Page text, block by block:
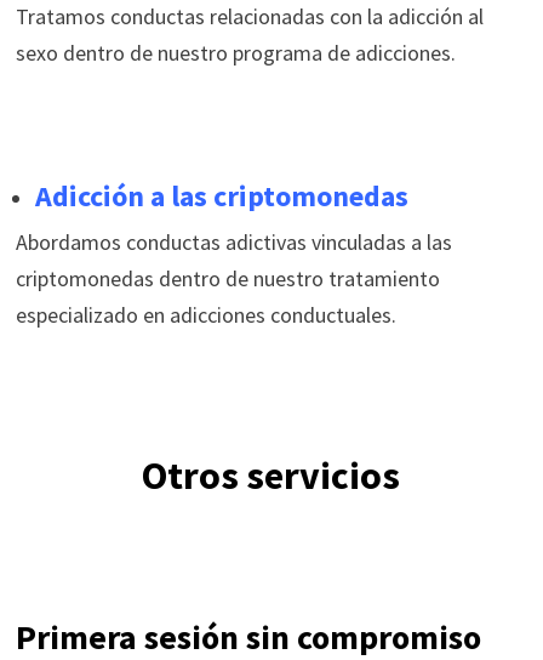
Tratamos conductas relacionadas con la adicción al
sexo dentro de nuestro programa de adicciones.
Adicción a las criptomonedas
Abordamos conductas adictivas vinculadas a las
criptomonedas dentro de nuestro tratamiento
especializado en adicciones conductuales.
Otros servicios
Primera sesión sin compromiso